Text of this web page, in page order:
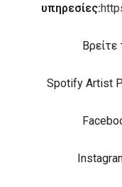
υπηρεσίες:
Βρείτε
Spotify Artist